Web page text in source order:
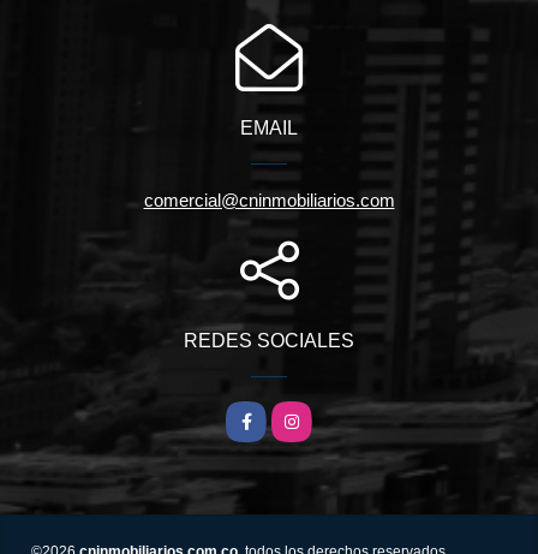
EMAIL
comercial@cninmobiliarios.com
REDES SOCIALES
FacebookInstagram